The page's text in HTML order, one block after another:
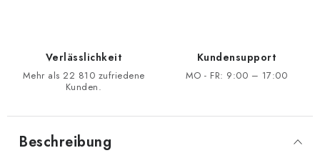
Verlässlichkeit
Mehr als 22 810 zufriedene
Kunden.
Kundensupport
MO - FR: 9:00 – 17:00
Beschreibung